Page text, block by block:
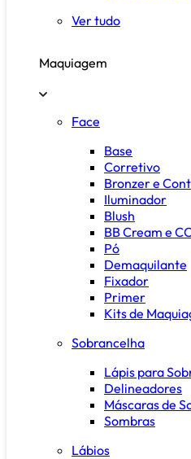
Ver tudo
Maquiagem
Face
Base
Corretivo
Bronzer e
Iluminador
Blush
BB Cream e
Pó
Demaquilante
Fixador
Primer
Kits de
Sobrancelha
Lápis para
Delineadores
Máscaras de
Sombras
Lábios